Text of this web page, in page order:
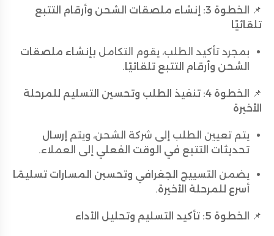
📌
الخطوة 3: إنشاء ملصقات الشحن وأرقام التتبع
تلقائيًا
بمجرد تأكيد الطلب، يقوم التكامل بإنشاء ملصقات
الشحن وأرقام التتبع تلقائيًا .
📌
الخطوة 4: تنفيذ الطلب وتحسين التسليم للمرحلة
الأخيرة
يتم تعيين الطلب إلى شركة الشحن، ويتم
إرسال
تحديثات التتبع في الوقت الفعلي إلى العملاء.
يضمن التسييج الجغرافي وتحسين المسارات تسليمًا
أسرع للمرحلة الأخيرة.
📌 الخطوة 5: تأكيد التسليم وتحليل الأداء